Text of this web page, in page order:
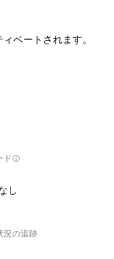
ベートされます。
ド
し
況の追跡